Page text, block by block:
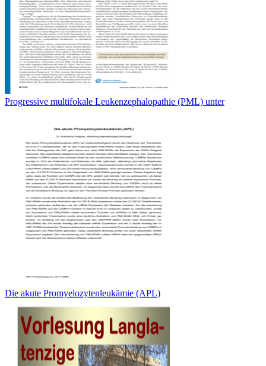
Progressive multifokale Leukenzephalopathie (PML) unter
Die akute Promyelozytenleukämie (APL)